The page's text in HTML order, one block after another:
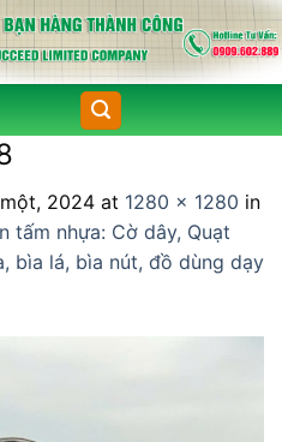
2024 at 1280 × 1280 in
tấm nhựa: Cờ dây, Quạt
bìa lá, bìa nút, đồ dùng dạy